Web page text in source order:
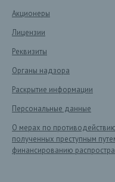
Акционеры
Лицензии
Реквизиты
Органы надзора
Раскрытие информации
Персональные данные
О мерах по
полученных преступным
финансированию